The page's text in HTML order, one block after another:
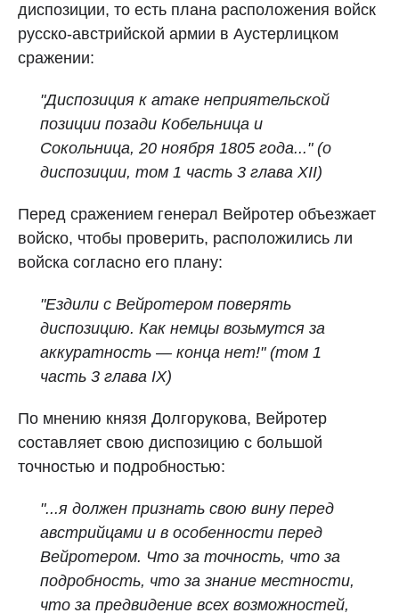
диспозиции, то есть плана расположения войск
русско-австрийской армии в Аустерлицком
сражении:
"Диспозиция к атаке неприятельской
позиции позади Кобельница и
Сокольница, 20 ноября 1805 года..." (о
диспозиции, том 1 часть 3 глава XII)
Перед сражением генерал Вейротер объезжает
войско, чтобы проверить, расположились ли
войска согласно его плану:
"Ездили с Вейротером поверять
диспозицию. Как немцы возьмутся за
аккуратность — конца нет!" (том 1
часть 3 глава IX)
По мнению князя Долгорукова, Вейротер
составляет свою диспозицию с большой
точностью и подробностью:
"...я должен признать свою вину перед
австрийцами и в особенности перед
Вейротером. Что за точность, что за
подробность, что за знание местности,
что за предвидение всех возможностей,